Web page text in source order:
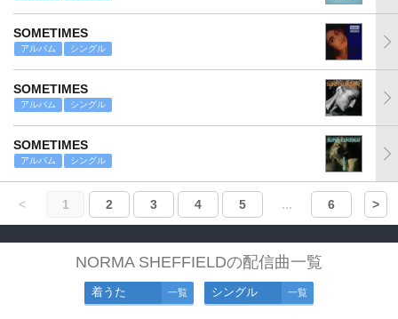
SOMETIMES
アルバム シングル
SOMETIMES
アルバム シングル
SOMETIMES
アルバム シングル
< 1 2 3 4 5 ... 6 >
NORMA SHEFFIELDの配信曲一覧
着うた 一覧 シングル 一覧